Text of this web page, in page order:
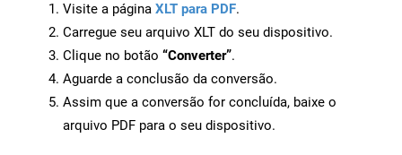
Visite a página XLT para PDF.
Carregue seu arquivo XLT do seu dispositivo.
Clique no botão “Converter”.
Aguarde a conclusão da conversão.
Assim que a conversão for concluída, baixe o
arquivo PDF para o seu dispositivo.